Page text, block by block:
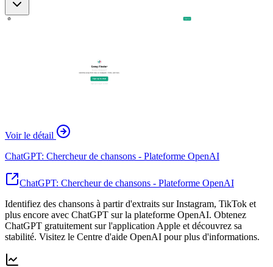
Voir le détail
ChatGPT: Chercheur de chansons - Plateforme OpenAI
ChatGPT: Chercheur de chansons - Plateforme OpenAI
Identifiez des chansons à partir d'extraits sur Instagram, TikTok et
plus encore avec ChatGPT sur la plateforme OpenAI. Obtenez
ChatGPT gratuitement sur l'application Apple et découvrez sa
stabilité. Visitez le Centre d'aide OpenAI pour plus d'informations.